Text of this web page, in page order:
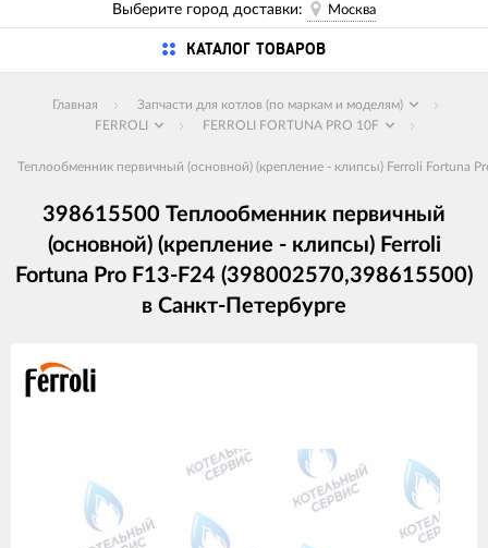
Выберите город доставки:
Москва
КАТАЛОГ ТОВАРОВ
Главная
Запчасти для котлов (по маркам и моделям)
FERROLI
FERROLI FORTUNA PRO 10F
Теплообменник первичный (основной) (крепление - клипсы) Ferroli Fortuna
398615500 Теплообменник первичный
(основной) (крепление - клипсы) Ferroli
Fortuna Pro F13-F24 (398002570,398615500)
в Санкт-Петербурге
Изображения
товаров